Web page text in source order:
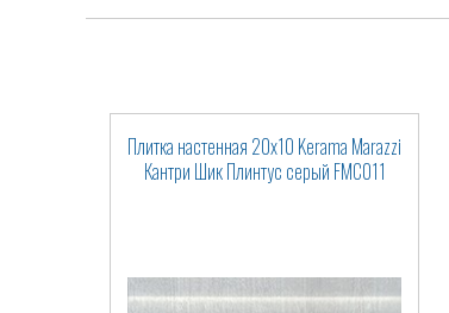
Плитка настенная 20x10 Kerama Marazzi
Кантри Шик Плинтус серый FMC011